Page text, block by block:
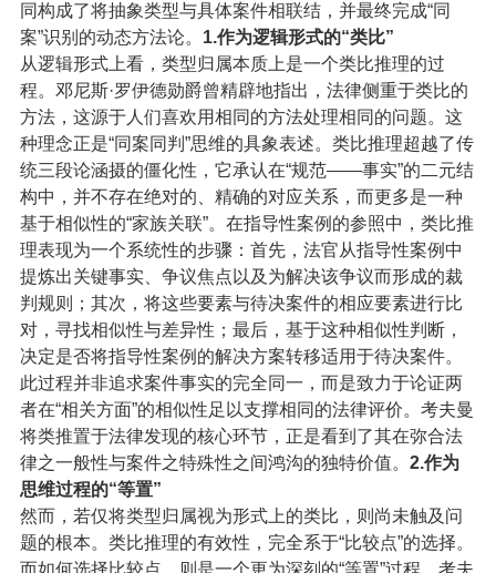
同构成了将抽象类型与具体案件相联结，并最终完成“同
案”识别的动态方法论。 1.作为逻辑形式的“类比”
从逻辑形式上看，类型归属本质上是一个类比推理的过
程。邓尼斯·罗伊德勋爵曾精辟地指出，法律侧重于类比的
方法，这源于人们喜欢用相同的方法处理相同的问题。这
种理念正是“同案同判”思维的具象表述。类比推理超越了传
统三段论涵摄的僵化性，它承认在“规范——事实”的二元结
构中，并不存在绝对的、精确的对应关系，而更多是一种
基于相似性的“家族关联”。在指导性案例的参照中，类比推
理表现为一个系统性的步骤：首先，法官从指导性案例中
提炼出关键事实、争议焦点以及为解决该争议而形成的裁
判规则；其次，将这些要素与待决案件的相应要素进行比
对，寻找相似性与差异性；最后，基于这种相似性判断，
决定是否将指导性案例的解决方案转移适用于待决案件。
此过程并非追求案件事实的完全同一，而是致力于论证两
者在“相关方面”的相似性足以支撑相同的法律评价。考夫曼
将类推置于法律发现的核心环节，正是看到了其在弥合法
律之一般性与案件之特殊性之间鸿沟的独特价值。 2.作为
思维过程的“等置”
然而，若仅将类型归属视为形式上的类比，则尚未触及问
题的根本。类比推理的有效性，完全系于“比较点”的选择。